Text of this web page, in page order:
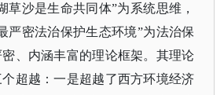
草沙是生命共同体”为系统思维，
严密法治保护生态环境”为法治保
、内涵丰富的理论框架。其理论
超越：一是超越了西方环境经济